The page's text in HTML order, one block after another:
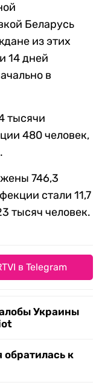
Беларусь
из этих
14 дней
в
тысячи
480 человек,
746,3
стали 11,7
тысяч человек.
в Telegram
Украины
к